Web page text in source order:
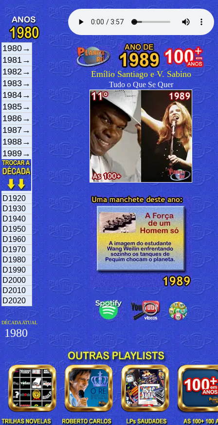
1980→
1981→
1982→
1983→
1984→
1985→
1986→
1987→
1988→
1989→
D1920
D1930
D1940
D1950
D1960
D1970
D1980
D1990
D2000
D2010
D2020
DÉCADA ATUAL
1980
Emílio Santiago e V. Sabino
Tudo o Que Se Quer